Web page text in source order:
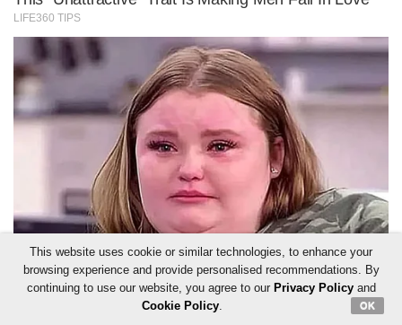
This website uses cookie or similar technologies, to enhance your
browsing experience and provide personalised recommendations. By
continuing to use our website, you agree to our Privacy Policyand
Cookie Policy. OK